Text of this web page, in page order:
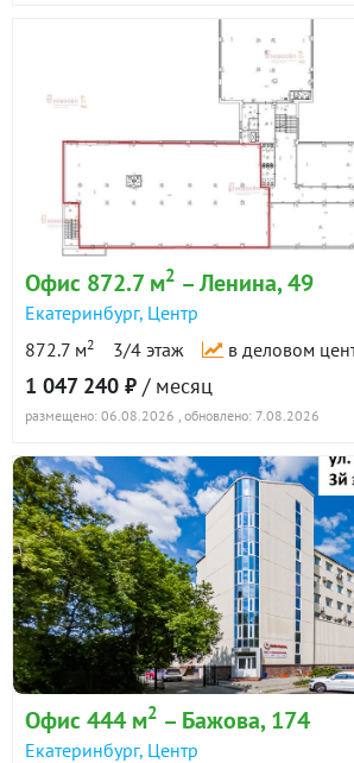
Офиса, банковского отделения.
Условия аренды: Ставка: 1100 руб./
000 руб./мес.)Коммунальные
отдельно по счетчикам и счетам УК.
Заключение договора напрямую с
Звоните в любое время!
ID объекта в нашей базе: 229
Офис 872.7 м2 – Ленина, 49
Екатеринбург, Центр
872.7 м2 3/4 этаж в деловом
1 047 240 ₽ / месяц
размещено: 06.08.2026 , обновлено: 7.08.2026
Офис 444 м2 – Бажова, 174
Екатеринбург, Центр